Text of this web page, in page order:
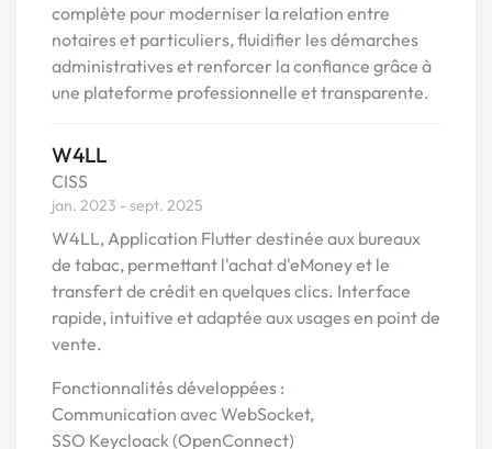
complète pour moderniser la relation entre
notaires et particuliers, fluidifier les démarches
administratives et renforcer la confiance grâce à
une plateforme professionnelle et transparente.
W4LL
CISS
jan. 2023 - sept. 2025
W4LL, Application Flutter destinée aux bureaux
de tabac, permettant l'achat d'eMoney et le
transfert de crédit en quelques clics. Interface
rapide, intuitive et adaptée aux usages en point de
vente.
Fonctionnalités développées :
Communication avec WebSocket,
SSO Keycloack (OpenConnect)